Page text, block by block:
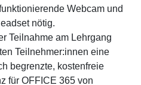
Webcam und
nötig.
Teilnahme am Lehrgang
Teilnehmer:innen eine
begrenzte, kostenfreie
für OFFICE 365 von